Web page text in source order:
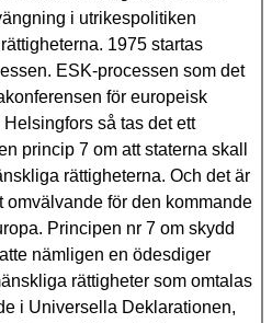
i utrikespolitiken
1975 startas
ESK-processen som det
för europeisk
så tas det ett
princip 7 om att staterna skall
rättigheterna. Och det är
omvälvande för den kommande
Principen nr 7 om skydd
nämligen en ödesdiger
rättigheter som omtalas
i Universella Deklarationen,